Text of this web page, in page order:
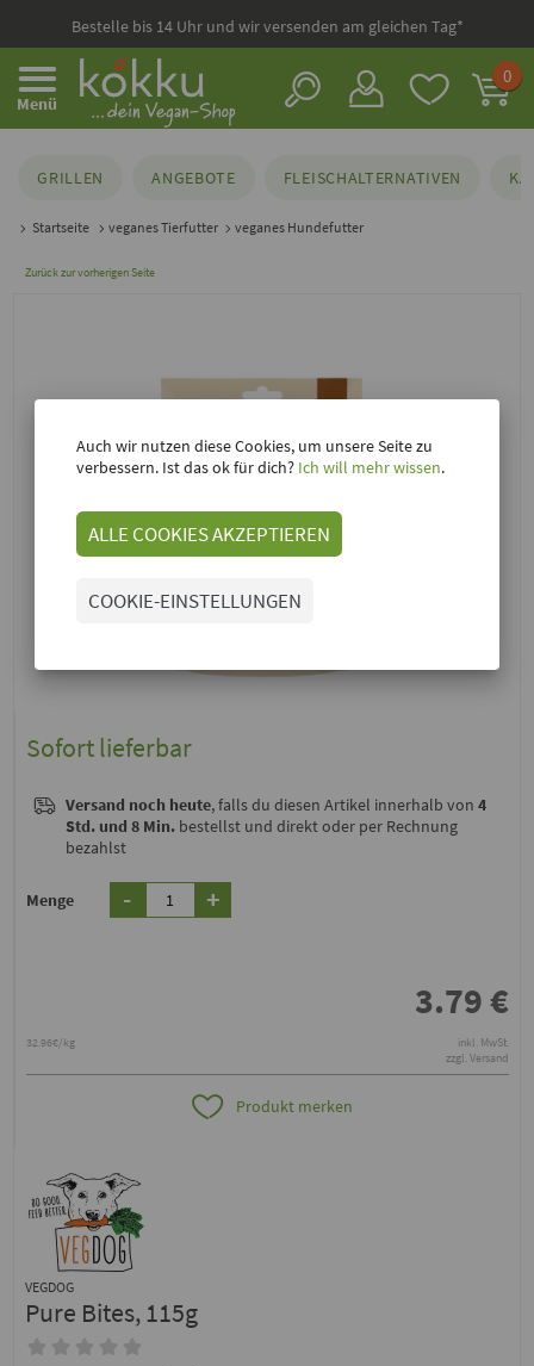
Bestelle bis 14 Uhr und wir versenden am gleichen Tag*
Menü
0
GRILLEN ANGEBOTE FLEISCHALTERNATIVEN
Startseite veganes Tierfutter veganes Hundefutter
Zurück zur vorherigen Seite
Sofort lieferbar
Versand noch heute, falls du diesen Artikel innerhalb von4
Std. und 8 Min. bestellst und direkt oder per Rechnung
bezahlst
Menge - +
3.79€
32.96€/kg
inkl. MwSt.
zzgl. Versand
Produkt merken
VEGDOG
Pure Bites, 115g
Auch wir nutzen diese Cookies, um unsere Seite zu
verbessern. Ist das ok für dich? Ich will mehr wissen.
ALLE COOKIES AKZEPTIEREN
COOKIE-EINSTELLUNGEN